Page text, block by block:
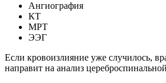
Ангиография
КТ
МРТ
ЭЭГ
Если кровоизлияние уже случилось,
направит на анализ